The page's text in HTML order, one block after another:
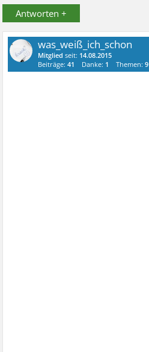
Antworten +
was_weiß_ich_schon
Mitglied seit: 14.08.2015
Beiträge:41 Danke: 1 Themen:9